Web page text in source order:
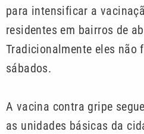
para intensificar a
residentes em bairros de
Tradicionalmente eles não
sábados.
A vacina contra gripe
as unidades básicas da